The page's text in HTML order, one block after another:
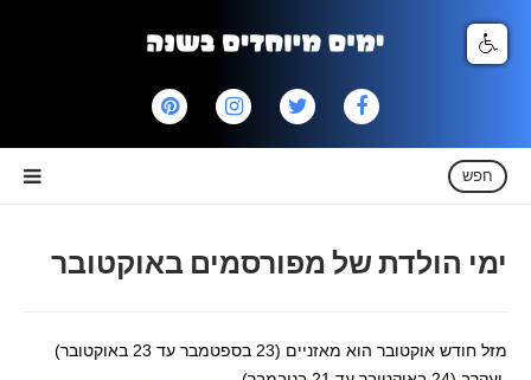
חפש
ימי הולדת של מפורסמים באוקטובר
מזל חודש אוקטובר הוא מאזניים (23 בספטמבר עד 23 באוקטובר)